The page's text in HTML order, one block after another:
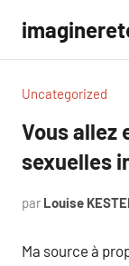
contenu
Uncategorized
Vous allez
sexuelles
par Louise
Ma source à